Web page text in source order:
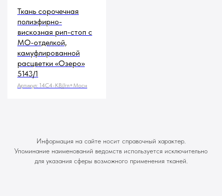
Ткань сорочечная
полиэфирно-
вискозная рип-стоп с
МО-отделкой,
камуфлированной
расцветки «Озеро»
5143/1
Артикул: 14С4-КВ//гл+Мосн
Информация на сайте носит справочный характер.
Упоминание наименований ведомств используется исключительно
для указания сферы возможного применения тканей.